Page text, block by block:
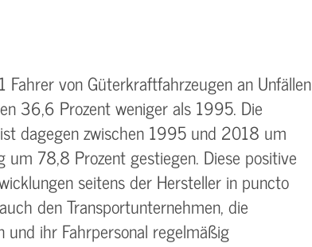
von Güterkraftfahrzeugen an Unfällen
36,6 Prozent weniger als 1995. Die
dagegen zwischen 1995 und 2018 um
78,8 Prozent gestiegen. Diese positive
seitens der Hersteller in puncto
den Transportunternehmen, die
und ihr Fahrpersonal regelmäßig